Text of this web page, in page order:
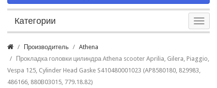
Категории
Производитель
Athena
Прокладка головки цилиндра Athena scooter Aprilia, Gilera, Piaggio,
Vespa 125, Cylinder Head Gaske S410480001023 (AP8580180, 829983,
486166, 880B03015, 779.18.82)